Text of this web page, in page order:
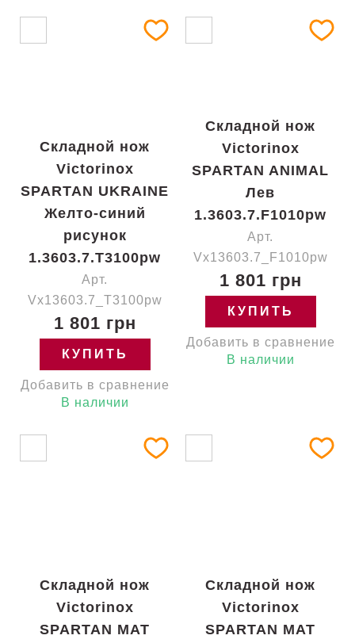
Складной нож
Victorinox
SPARTAN UKRAINE
Желто-синий
рисунок
1.3603.7.T3100pw
Арт.
Vx13603.7_T3100pw
1 801 грн
КУПИТЬ
Добавить в сравнение
В наличии
Складной нож
Victorinox
SPARTAN ANIMAL
Лев
1.3603.7.F1010pw
Арт.
Vx13603.7_F1010pw
1 801 грн
КУПИТЬ
Добавить в сравнение
В наличии
Складной нож
Victorinox
SPARTAN MAT
Складной нож
Victorinox
SPARTAN MAT